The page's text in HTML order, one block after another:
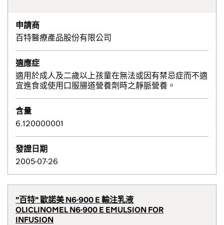
申請商
百特醫療產品股份有限公司
適應症
適用於成人及二歲以上孩童在無法或因有禁忌症而不適
宜進食或使用口服腸道營養劑時之靜脈營養。
含量
6.120000001
發證日期
2005-07-26
"百特" 歐諾美 N6-900 E 輸注乳液
OLICLINOMEL N6-900 E EMULSION FOR
INFUSION